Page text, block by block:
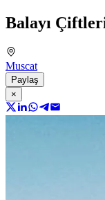
Balayı
Muscat
Paylaş
×